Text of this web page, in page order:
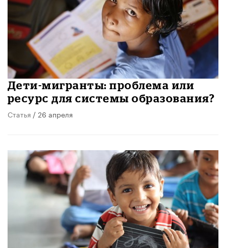
Дети-мигранты: проблема или
ресурс для системы образования?
Статья / 26 апреля